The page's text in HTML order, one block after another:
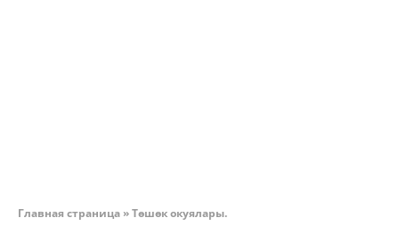
Главная страница »Төшөк окуялары.